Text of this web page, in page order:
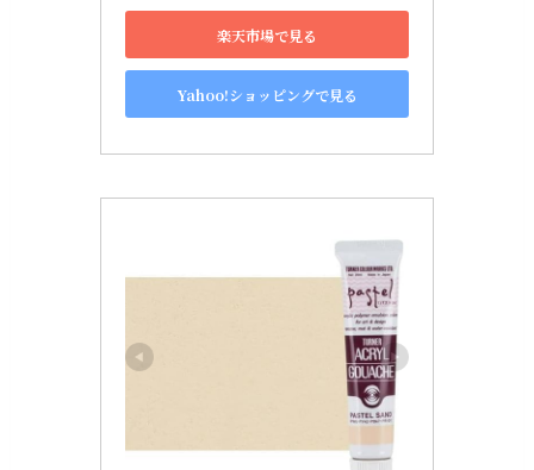
楽天市場で見る
Yahoo!ショッピングで見る